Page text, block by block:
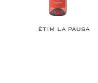
ÈTIM LA PAUSA